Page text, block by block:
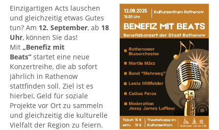
Einzigartigen Acts lauschen
und gleichzeitig etwas Gutes
tun? Am 12. September, ab 18
Uhr, können Sie das!
Mit „Benefiz mit
Beats“ startet eine neue
Konzertreihe, die ab sofort
jährlich in Rathenow
stattfinden soll. Ziel ist es
hierbei, Geld für soziale
Projekte vor Ort zu sammeln
und gleichzeitig die kulturelle
Vielfalt der Region zu feiern.